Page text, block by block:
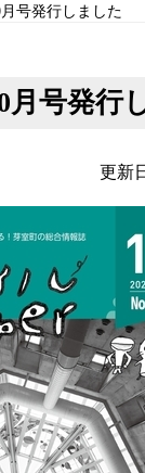
号発行しました
月号発行
更新